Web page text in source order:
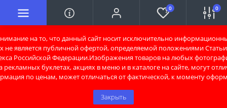
на то, что данный сайт носит исключительно
не является публичной офертой, определяемой положениями Статьи
Российской Федерации.Изображения товаров на любых
рекламных буклетах, акциях в меню и в каталоге на сайте, могут
по ценам, может отличаться от фактической, к моменту
Закрыть
0 0